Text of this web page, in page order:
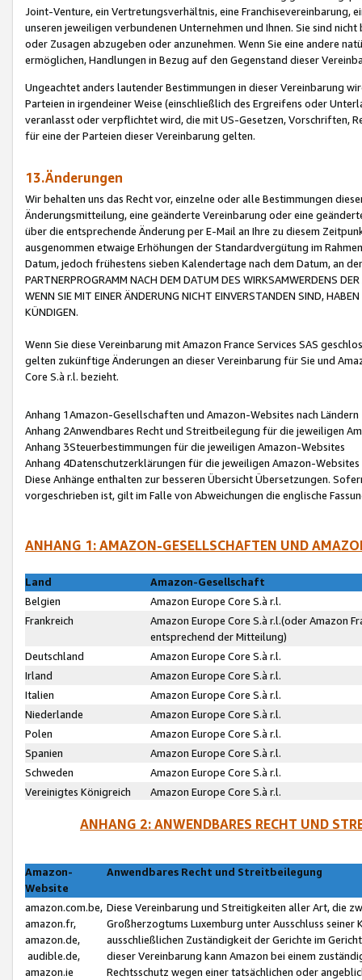
Joint-Venture, ein Vertretungsverhältnis, eine Franchisevereinbarung,
unseren jeweiligen verbundenen Unternehmen und Ihnen. Sie sind
oder Zusagen abzugeben oder anzunehmen. Wenn Sie eine andere
ermöglichen, Handlungen in Bezug auf den Gegenstand dieser
Ungeachtet anders lautender Bestimmungen in dieser Vereinbarung
Parteien in irgendeiner Weise (einschließlich des Ergreifens oder
veranlasst oder verpflichtet wird, die mit US-Gesetzen, Vorschriften,
für eine der Parteien dieser Vereinbarung gelten.
13.Änderungen
Wir behalten uns das Recht vor, einzelne oder alle Bestimmungen
Änderungsmitteilung, eine geänderte Vereinbarung oder eine
über die entsprechende Änderung per E-Mail an Ihre zu diesem
ausgenommen etwaige Erhöhungen der Standardvergütung im
Datum, jedoch frühestens sieben Kalendertage nach dem Datum, an
PARTNERPROGRAMM NACH DEM DATUM DES WIRKSAMWERDENS
WENN SIE MIT EINER ÄNDERUNG NICHT EINVERSTANDEN SIND,
KÜNDIGEN.
Wenn Sie diese Vereinbarung mit Amazon France Services SAS
gelten zukünftige Änderungen an dieser Vereinbarung für Sie und
Core S.à r.l. bezieht.
Anhang 1Amazon-Gesellschaften und Amazon-Websites nach Ländern
Anhang 2Anwendbares Recht und Streitbeilegung für die jeweiligen
Anhang 3Steuerbestimmungen für die jeweiligen Amazon-Websites
Anhang 4Datenschutzerklärungen für die jeweiligen Amazon-Websites
Diese Anhänge enthalten zur besseren Übersicht Übersetzungen.
vorgeschrieben ist, gilt im Falle von Abweichungen die englische
ANHANG 1: AMAZON-GESELLSCHAFTEN UND
Land
Amazon-Gesellschaft
Belgien
Amazon Europe Core S.à r.l.
Frankreich
Amazon Europe Core S.à r.l.(oder Amazon
entsprechend der Mitteilung)
Deutschland
Amazon Europe Core S.à r.l.
Irland
Amazon Europe Core S.à r.l.
Italien
Amazon Europe Core S.à r.l.
Niederlande
Amazon Europe Core S.à r.l.
Polen
Amazon Europe Core S.à r.l.
Spanien
Amazon Europe Core S.à r.l.
Schweden
Amazon Europe Core S.à r.l.
Vereinigtes Königreich
Amazon Europe Core S.à r.l.
ANHANG 2: ANWENDBARES RECHT UND
Amazon-
Website
Anwendbares Recht und Streitbeilegung
amazon.com.be,
amazon.fr,
amazon.de,
audible.de,
amazon.ie
Diese Vereinbarung und Streitigkeiten aller Art, die
Großherzogtums Luxemburg unter Ausschluss
ausschließlichen Zuständigkeit der Gerichte im
dieser Vereinbarung kann Amazon bei einem
Rechtsschutz wegen einer tatsächlichen oder